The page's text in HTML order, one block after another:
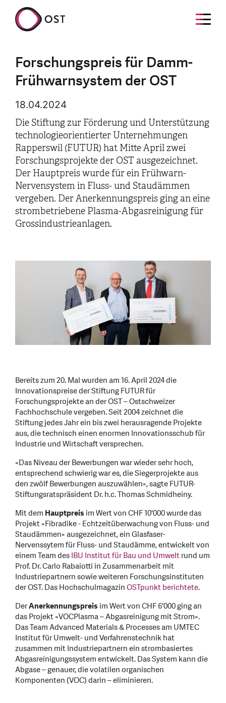
Forschungspreis für Damm-
Frühwarnsystem der OST
18.04.2024
Die Stiftung zur Förderung und Unterstützung
technologieorientierter Unternehmungen
Rapperswil (FUTUR) hat Mitte April zwei
Forschungsprojekte der OST ausgezeichnet.
Der Hauptpreis wurde für ein Frühwarn-
Nervensystem in Fluss- und Staudämmen
vergeben. Der Anerkennungspreis ging an eine
strombetriebene Plasma-Abgasreinigung für
Grossindustrieanlagen.
Bereits zum 20. Mal wurden am 16. April 2024 die
Innovationspreise der Stiftung FUTUR für
Forschungsprojekte an der OST – Ostschweizer
Fachhochschule vergeben. Seit 2004 zeichnet die
Stiftung jedes Jahr ein bis zwei herausragende Projekte
aus, die technisch einen enormen Innovationsschub für
Industrie und Wirtschaft versprechen.
«Das Niveau der Bewerbungen war wieder sehr hoch,
entsprechend schwierig war es, die Siegerprojekte aus
den zwölf Bewerbungen auszuwählen», sagte FUTUR-
Stiftungsratspräsident Dr. h.c. Thomas Schmidheiny.
Mit dem Hauptpreis im Wert von CHF 10'000 wurde das
Projekt «Fibradike - Echtzeitüberwachung von Fluss- und
Staudämmen» ausgezeichnet, ein Glasfaser-
Nervenssytem für Fluss- und Staudämme, entwickelt von
einem Team desIBU Institut für Bau und Umweltrund um
Prof. Dr. Carlo Rabaiotti in Zusammenarbeit mit
Industriepartnern sowie weiteren Forschungsinstituten
der OST. Das HochschulmagazinOSTpunkt berichtete.
DerAnerkennungspreis im Wert von CHF 6'000 ging an
das Projekt «VOCPlasma – Abgasreinigung mit Strom».
Das Team Advanced Materials & Processes am UMTEC
Institut für Umwelt- und Verfahrenstechnik hat
zusammen mit Industriepartnern ein strombasiertes
Abgasreinigungssystem entwickelt. Das System kann die
Abgase – genauer, die volatilen organischen
Komponenten (VOC) darin – eliminieren.